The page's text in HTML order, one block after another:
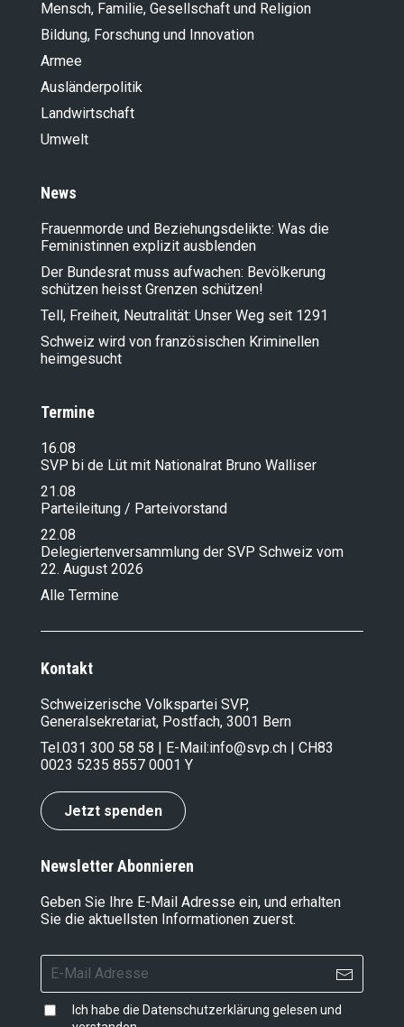
Mensch, Familie, Gesellschaft und Religion
Bildung, Forschung und Innovation
Armee
Ausländer­politik
Landwirt­schaft
Umwelt
News
Frauenmorde und Beziehungsdelikte: Was die
Feministinnen explizit ausblenden
Der Bundesrat muss aufwachen: Bevölkerung
schützen heisst Grenzen schützen!
Tell, Freiheit, Neutralität: Unser Weg seit 1291
Schweiz wird von französischen Kriminellen
heimgesucht
Termine
16.08
SVP bi de Lüt mit Nationalrat Bruno Walliser
21.08
Parteileitung / Parteivorstand
22.08
Delegiertenversammlung der SVP Schweiz vom
22. August 2026
Alle Termine
Kontakt
Schweizerische Volkspartei SVP,
Generalsekretariat, Postfach, 3001 Bern
Tel.031 300 58 58 | E-Mail:info@svp.ch | CH83
0023 5235 8557 0001 Y
Jetzt spenden
Newsletter Abonnieren
Geben Sie Ihre E-Mail Adresse ein, und erhalten
Sie die aktuellsten Informationen zuerst.
Ich habe die Datenschutzerklärung gelesen und